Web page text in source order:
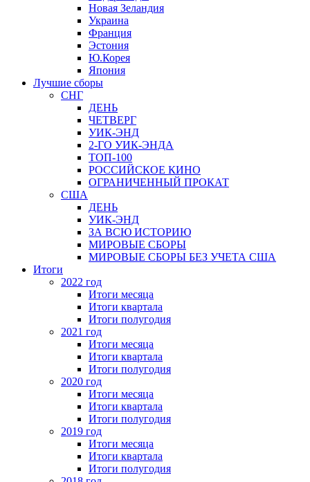
Новая Зеландия
Украина
Франция
Эстония
Ю.Корея
Япония
Лучшие сборы
СНГ
ДЕНЬ
ЧЕТВЕРГ
УИК-ЭНД
2-ГО УИК-ЭНДА
ТОП-100
РОССИЙСКОЕ КИНО
ОГРАНИЧЕННЫЙ ПРОКАТ
США
ДЕНЬ
УИК-ЭНД
ЗА ВСЮ ИСТОРИЮ
МИРОВЫЕ СБОРЫ
МИРОВЫЕ СБОРЫ БЕЗ УЧЕТА США
Итоги
2022 год
Итоги месяца
Итоги квартала
Итоги полугодия
2021 год
Итоги месяца
Итоги квартала
Итоги полугодия
2020 год
Итоги месяца
Итоги квартала
Итоги полугодия
2019 год
Итоги месяца
Итоги квартала
Итоги полугодия